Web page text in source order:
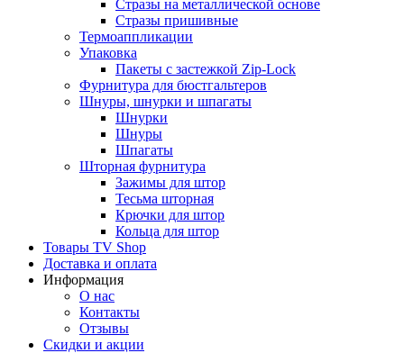
Стразы на металлической основе
Стразы пришивные
Термоаппликации
Упаковка
Пакеты с застежкой Zip-Lock
Фурнитура для бюстгальтеров
Шнуры, шнурки и шпагаты
Шнурки
Шнуры
Шпагаты
Шторная фурнитура
Зажимы для штор
Тесьма шторная
Крючки для штор
Кольца для штор
Товары TV Shop
Доставка и оплата
Информация
О нас
Контакты
Отзывы
Скидки и акции